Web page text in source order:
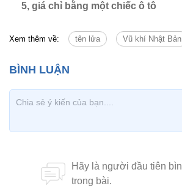
5, giá chỉ bằng một chiếc ô tô
Xem thêm về: tên lửa Vũ khí Nhật Bản